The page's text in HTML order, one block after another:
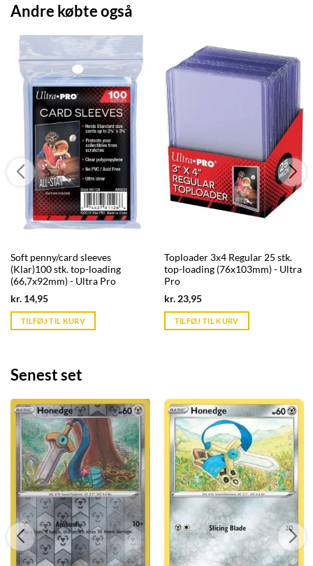
Andre købte også
Soft penny/card sleeves
(Klar)100 stk. top-loading
(66,7x92mm) - Ultra Pro
kr. 14,95Current
is:
kr. 39,95.
TILFØJ TIL KURV
Toploader 3x4 Regular 25 stk.
top-loading (76x103mm) - Ultra
Pro
kr.23,95Current
is:
kr. 39,95.
TILFØJ TIL KURV
Senest set